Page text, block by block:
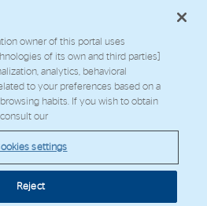
BBVA
con nosotros
2026 - FMBBVA.
owner of this portal uses
of its own and third parties]
analytics, behavioral
to your preferences based on a
habits. If you wish to obtain
our
settings
Reject